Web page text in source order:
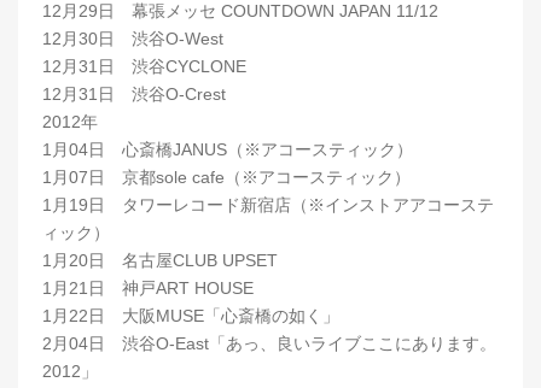
12月29日 幕張メッセ COUNTDOWN JAPAN 11/12
12月30日 渋谷O-West
12月31日 渋谷CYCLONE
12月31日 渋谷O-Crest
2012年
1月04日 心斎橋JANUS（※アコースティック）
1月07日 京都sole cafe（※アコースティック）
1月19日 タワーレコード新宿店（※インストアアコーステ
ィック）
1月20日 名古屋CLUB UPSET
1月21日 神戸ART HOUSE
1月22日 大阪MUSE「心斎橋の如く」
2月04日 渋谷O-East「あっ、良いライブここにあります。
2012」